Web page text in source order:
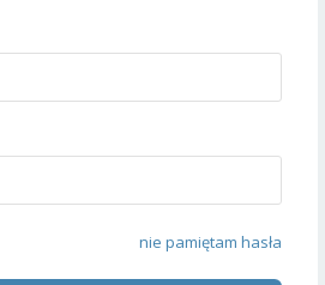
nie pamiętam hasła